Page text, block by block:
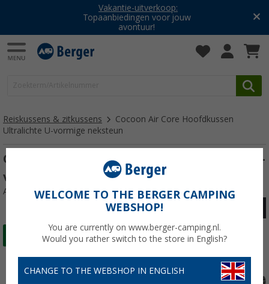
Vakantie-uitverkoop:
Topaanbiedingen voor jouw
avontuur!
Reiskussens & zitkussens
Cocoon Air Core Hoofdkussen
Ultralichte U-vormige neksteun
Cocoon Air Core Ultralicht hoofdkussen U-
vormige neksteun blauw/grijs
Artikelnr: 726024WELCOME TO THE BERGER CAMPING
WEBSHOP!
You are currently on www.berger-camping.nl.
Would you rather switch to the store in English?
CHANGE TO THE WEBSHOP IN ENGLISH